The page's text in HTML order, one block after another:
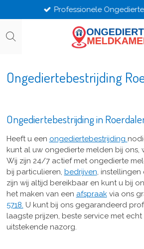
direct
naar
Professionele
Ongediertebestrijding
Ongediertebestrijding in
Heeft u een ongediertebestrijding
kunt al uw ongedierte melden bij ons,
Wij zijn 24/7 actief met ongedierte
bij particulieren, bedrijven, instellingen
zijn wij altijd bereikbaar en kunt u bij
het maken van een afspraakvia ons
5718. U kunt bij ons gegarandeerd
laagste prijzen, beste service met
uitstekende nazorg.